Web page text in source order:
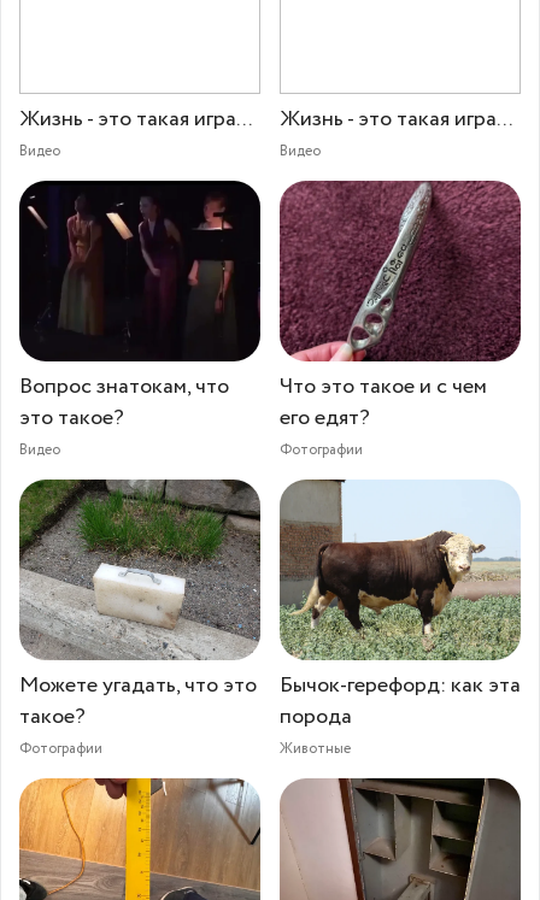
Жизнь - это такая игра...
Видео
Жизнь - это такая игра...
Видео
Вопрос знатокам, что
это такое?
Видео
Что это такое и с чем
его едят?
Фотографии
Можете угадать, что это
такое?
Фотографии
Бычок-герефорд: как эта
порода
Животные